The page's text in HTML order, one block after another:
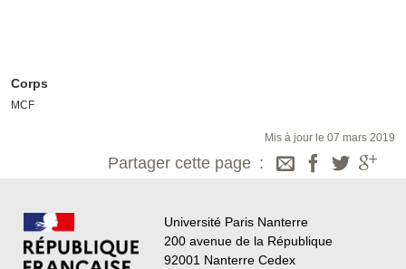
Corps
MCF
Mis à jour le 07 mars 2019
Partager cette page
Université Paris Nanterre
200 avenue de la République
92001 Nanterre Cedex